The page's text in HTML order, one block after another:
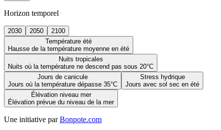
Horizon temporel
2030 2050
2100
Température été
Hausse de la température moyenne en été
Nuits tropicales
Nuits où la température ne descend pas sous 20°C
Jours de canicule
Jours où la température dépasse 35°C
Stress hydrique
Jours avec sol sec en été
Élévation niveau mer
Élévation prévue du niveau de la mer
Une initiative par Bonpote.com